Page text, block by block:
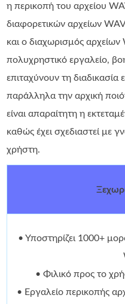
η περικοπή του αρχείου
διαφορετικών αρχείων
και ο διαχωρισμός
πολυχρηστικό εργαλείο,
επιταχύνουν τη διαδικασία
παράλληλα την αρχική
είναι απαραίτητη η
καθώς έχει σχεδιαστεί με
χρήστη.
• Υποστηρίζει 1000+
• Φιλικό προς το
• Εργαλείο περικοπής